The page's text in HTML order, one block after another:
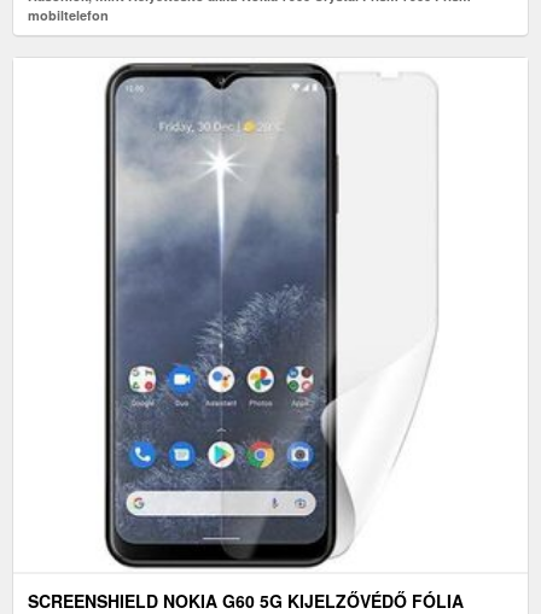
mobiltelefon
SCREENSHIELD NOKIA G60 5G KIJELZŐVÉDŐ FÓLIA